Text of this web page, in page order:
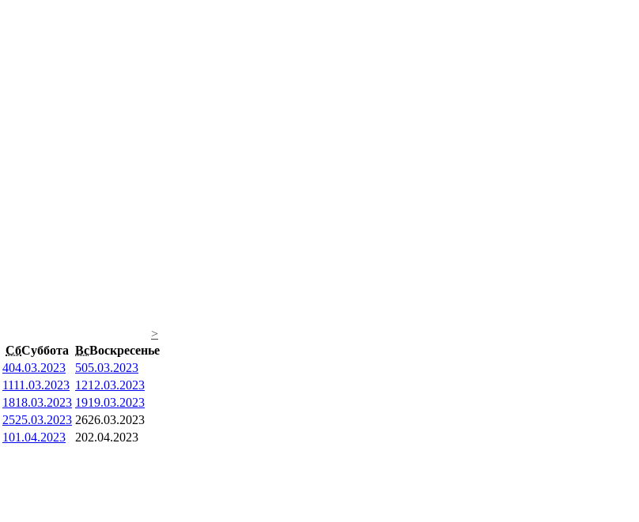
>
СбСуббота ВсВоскресенье
404.03.2023 505.03.2023
1111.03.2023 1212.03.2023
1818.03.2023 1919.03.2023
2525.03.2023 2626.03.2023
101.04.2023 202.04.2023